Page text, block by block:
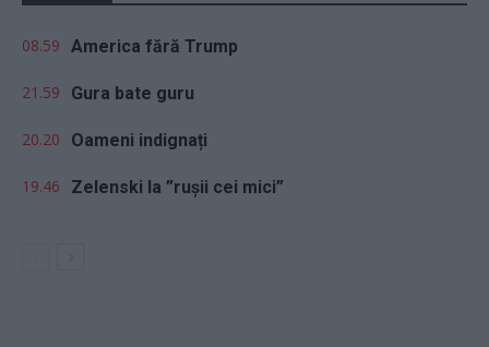
08.59 America fără Trump
21.59 Gura bate guru
20.20 Oameni indignați
19.46 Zelenski la ”rușii cei mici”